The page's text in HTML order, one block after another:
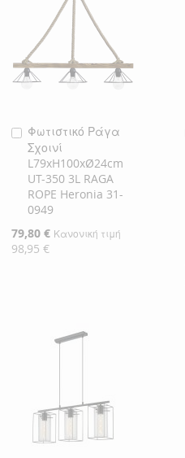
Φωτιστικό Ράγα
Σχοινί
L79xH100xØ24cm
UT-350 3L RAGA
ROPE Heronia 31-
0949
Ειδική
Τιμή
79,80 € Κανονική τιμή
98,95 €
Προσθήκη
στο
Καλάθι